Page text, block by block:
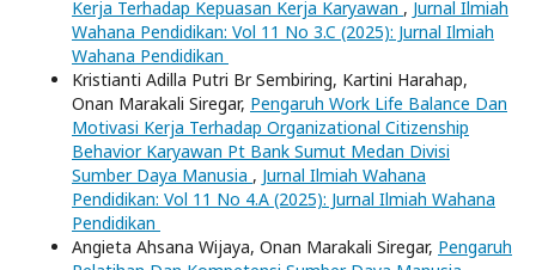
Kerja Terhadap Kepuasan Kerja Karyawan , Jurnal Ilmiah
Wahana Pendidikan: Vol 11 No 3.C (2025): Jurnal Ilmiah
Wahana Pendidikan
Kristianti Adilla Putri Br Sembiring, Kartini Harahap,
Onan Marakali Siregar, Pengaruh Work Life Balance Dan
Motivasi Kerja Terhadap Organizational Citizenship
Behavior Karyawan Pt Bank Sumut Medan Divisi
Sumber Daya Manusia , Jurnal Ilmiah Wahana
Pendidikan: Vol 11 No 4.A (2025): Jurnal Ilmiah Wahana
Pendidikan
Angieta Ahsana Wijaya, Onan Marakali Siregar, Pengaruh